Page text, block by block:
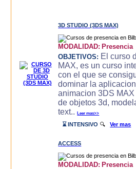
3D STUDIO (3DS MAX)
MODALIDAD: Presencia
OBJETIVOS: El curso
MAX, es un curso
con el que se
dominar la
animacion 3DS
de objetos 3d,
text..Leer mas>>
⌛ INTENSIVO 🔍Ver mas
ACCESS
MODALIDAD: Presencia